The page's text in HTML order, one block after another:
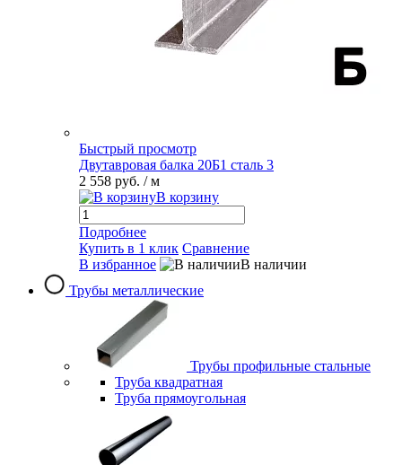
Быстрый просмотр
Двутавровая балка 20Б1 сталь 3
2 558 руб. / м
В корзину
Подробнее
Купить в 1 клик Сравнение
В избранное
В наличии
Трубы металлические
Трубы профильные стальные
Труба квадратная
Труба прямоугольная